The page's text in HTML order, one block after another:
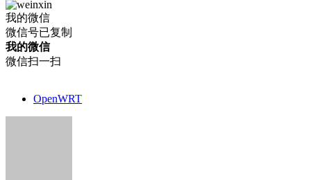
我的微信
微信号已复制
我的微信
微信扫一扫
OpenWRT